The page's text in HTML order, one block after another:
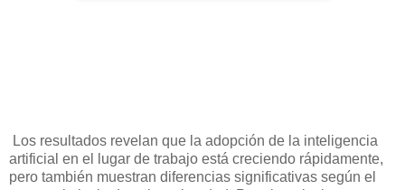
Los resultados revelan que la adopción de la inteligencia
artificial en el lugar de trabajo está creciendo rápidamente,
pero también muestran diferencias significativas según el